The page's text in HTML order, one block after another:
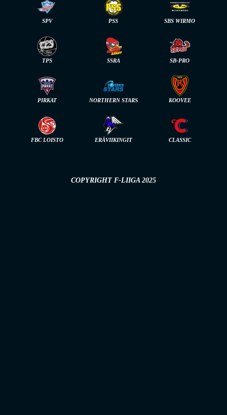
SPV PSS SBS WIRMO
TPS SSRA SB-PRO
PIRKAT NORTHERN STARS KOOVEE
FBC LOISTO ERÄVIIKINGIT CLASSIC
COPYRIGHT F-LIIGA 2025